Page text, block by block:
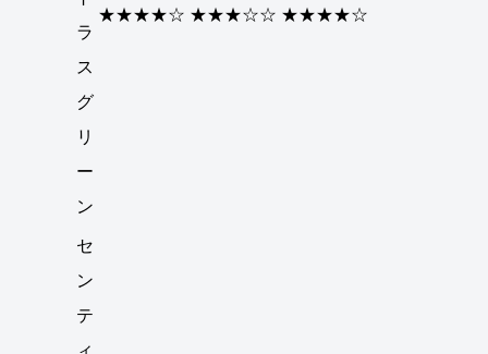
ラ
ス
グ
リ
ー
ン
★★★★☆ ★★★☆☆ ★★★★☆
セ
ン
テ
ィ